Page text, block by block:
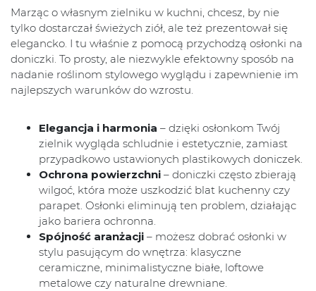
Marząc o własnym zielniku w kuchni, chcesz, by nie
tylko dostarczał świeżych ziół, ale też prezentował się
elegancko. I tu właśnie z pomocą przychodzą osłonki na
doniczki. To prosty, ale niezwykle efektowny sposób na
nadanie roślinom stylowego wyglądu i zapewnienie im
najlepszych warunków do wzrostu.
Elegancja i harmonia – dzięki osłonkom Twój
zielnik wygląda schludnie i estetycznie, zamiast
przypadkowo ustawionych plastikowych doniczek.
Ochrona powierzchni – doniczki często zbierają
wilgoć, która może uszkodzić blat kuchenny czy
parapet. Osłonki eliminują ten problem, działając
jako bariera ochronna.
Spójność aranżacji – możesz dobrać osłonki w
stylu pasującym do wnętrza: klasyczne
ceramiczne, minimalistyczne białe, loftowe
metalowe czy naturalne drewniane.